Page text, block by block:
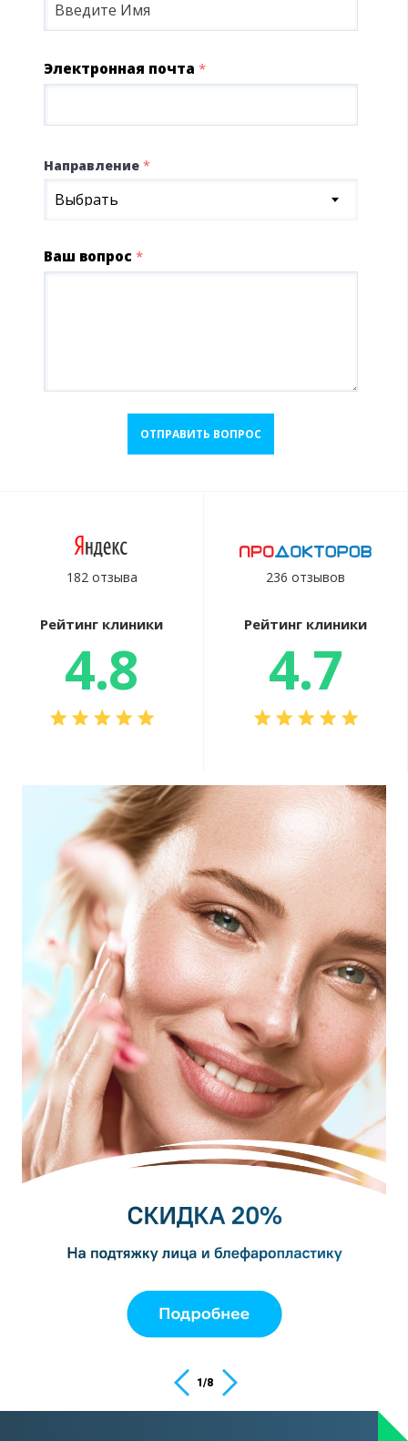
Электронная почта *
Направление *
Выбрать
Ваш вопрос *
ОТПРАВИТЬ ВОПРОС
182 отзыва
Рейтинг клиники
4.8
236 отзывов
Рейтинг клиники
4.7
1/8